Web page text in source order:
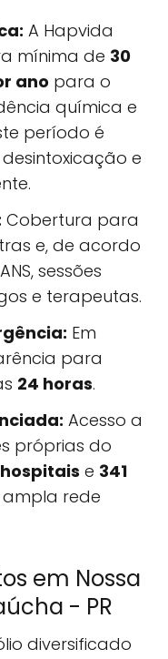
A Hapvida
mínima de 30
ano para o
química e
período é
e
Cobertura para
e, de acordo
sessões
e terapeutas.
Em
para
24 horas.
Acesso a
próprias do
e 341
rede
em Nossa
- PR
diversificado